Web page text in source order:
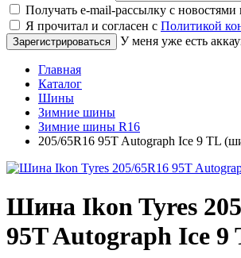
Получать e-mail-рассылку с
Я прочитал и согласен с Политикой
У меня уже есть
Главная
Каталог
Шины
Зимние шины
Зимние шины R16
205/65R16 95T Autograph Ice 9 TL
Шина Ikon Tyres
95T Autograph Ice